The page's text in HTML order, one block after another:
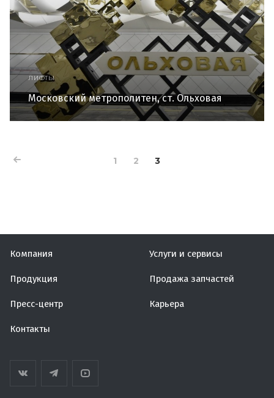
ЛИФТЫ
Московский метрополитен, ст. Ольховая
1 2 3
Компания Услуги и сервисы
Продукция Продажа запчастей
Пресс-центр Карьера
Контакты